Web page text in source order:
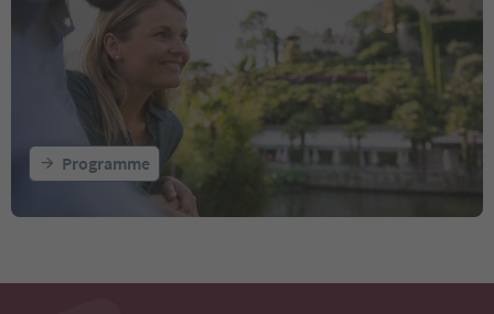
Programme